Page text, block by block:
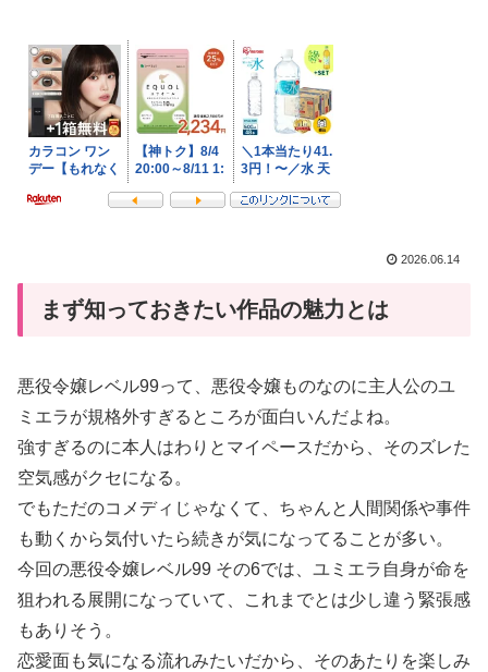
2026.06.14
まず知っておきたい作品の魅力とは
悪役令嬢レベル99って、悪役令嬢ものなのに主人公のユ
ミエラが規格外すぎるところが面白いんだよね。
強すぎるのに本人はわりとマイペースだから、そのズレた
空気感がクセになる。
でもただのコメディじゃなくて、ちゃんと人間関係や事件
も動くから気付いたら続きが気になってることが多い。
今回の悪役令嬢レベル99 その6では、ユミエラ自身が命を
狙われる展開になっていて、これまでとは少し違う緊張感
もありそう。
恋愛面も気になる流れみたいだから、そのあたりを楽しみ